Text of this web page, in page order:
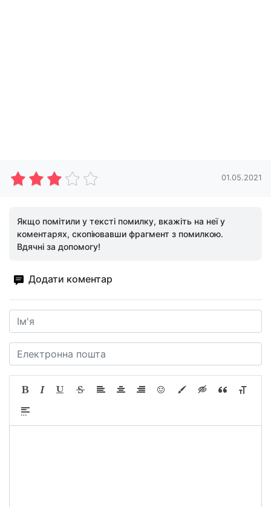
01.05.2021
Якщо помітили у тексті помилку, вкажіть на неї у
коментарях, скопіювавши фрагмент з помилкою.
Вдячні за допомогу!
Додати коментар